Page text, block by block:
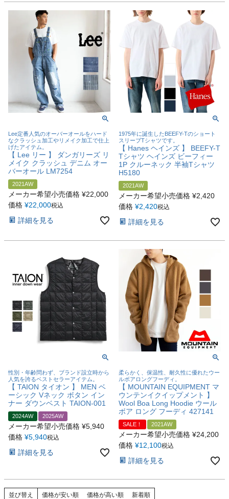
Lee定番人気のオーバーオールをハード
なクラッシュ加工やリメイク加工で仕上
げたアイテム。
【 Lee リー 】 ダンガリーズ リ
メイク クラッシュ デニム オー
バーオール LM7254
2021AW
メーカー希望小売価格 ¥22,000
価格 ¥22,000税込
詳細を見る
1975年に誕生したBEEFY-Tのショート
スリーブTシャツです。
【 Hanes ヘインズ 】 BEEFY-T
Tシャツ ヘインズ ビーフィー
1P クルーネック 半袖Tシャツ
H5180
2021AW
メーカー希望小売価格 ¥2,420
価格 ¥2,420税込
詳細を見る
性別・年齢問わず、ブランド設立時から
人気を誇るベストセラーアイテム。
【 TAION タイオン 】 MEN ベ
ーシック Vネック ボタン イン
ナー ダウンベスト TAION-001
2024AW 2025AW
メーカー希望小売価格 ¥5,940
価格 ¥5,940税込
詳細を見る
柔らかく、保温性、耐久性に優れたウー
ルボアロングフーディ。
【 MOUNTAIN EQUIPMENT マ
ウンテンイクイップメント 】
Wool Boa Long Hoodie ウール
ボア ロング フーディ 427141
SALE！ 2021AW
メーカー希望小売価格 ¥24,200
価格 ¥12,100税込
詳細を見る
並び替え 価格が安い順 価格が高い順 新着順